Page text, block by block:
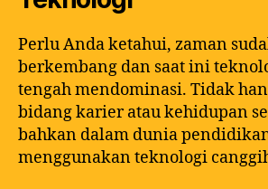
Perlu Anda ketahui, zaman
berkembang dan saat ini
tengah mendominasi. Tidak
bidang karier atau kehidupan
bahkan dalam dunia
menggunakan teknologi